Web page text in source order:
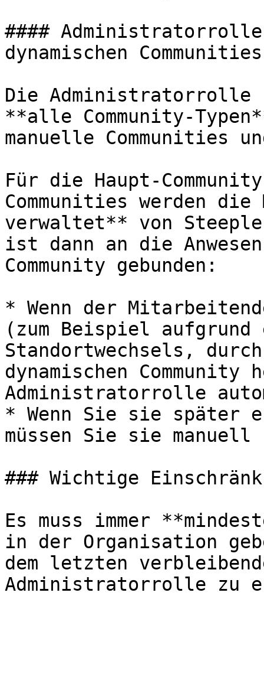
####
dynamischen Communities
Die Administratorrolle
**alle Community-
manuelle Communities
Für die Haupt-
Communities werden
verwaltet** von
ist dann an die
Community gebunden:
* Wenn der
(zum Beispiel
Standortwechsels,
dynamischen
Administratorrolle
* Wenn Sie sie später
müssen Sie sie manuell
### Wichtige
Es muss immer
in der Organisation
dem letzten